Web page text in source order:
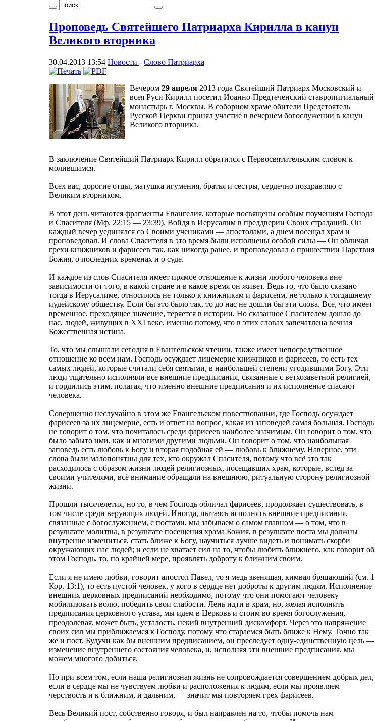
Проповедь Святейшего Патриарха Кирилла в канун
Великого вторника
30.04.2013 13:54 Новости - Слово Патриарха
Вечером 29 апреля 2013 года Святейший Патриарх Московский и
всея Руси Кирилл посетил Иоанно-Предтеченский ставропигиальный
монастырь г. Москвы. В соборном храме обители Предстоятель
Русской Церкви принял участие в вечернем богослужении в канун
Великого вторника.
В заключение Святейший Патриарх Кирилл обратился с Первосвятительским словом к
молившимся.
Всех вас, дорогие отцы, матушка игумения, братья и сестры, сердечно поздравляю с
Великим вторником.
В этот день читаются фрагменты Евангелия, которые посвящены особым поучениям Господа
и Спасителя (Мф. 22:15 — 23:39). Войдя в Иерусалим в преддверии Своих страданий, Он
каждый вечер уединялся со Своими учениками — апостолами, а днем посещал храм и
проповедовал. И слова Спасителя в это время были исполнены особой силы — Он обличал
грехи книжников и фарисеев так, как никогда ранее, и проповедовал о пришествии Царствия
Божия, о последних временах и о суде.
И каждое из слов Спасителя имеет прямое отношение к жизни любого человека вне
зависимости от того, в какой стране и в какое время он живет. Ведь то, что было сказано
тогда в Иерусалиме, относилось не только к книжникам и фарисеям, не только к тогдашнему
иудейскому обществу. Если бы это было так, то до нас не дошли бы эти слова. Все, что имеет
временное, преходящее значение, теряется в истории. Но сказанное Спасителем дошло до
нас, людей, живущих в XXI веке, именно потому, что в этих словах запечатлена вечная
Божественная истина.
То, что мы слышали сегодня в Евангельском чтении, также имеет непосредственное
отношение ко всем нам. Господь осуждает лицемерие книжников и фарисеев, то есть тех
самых людей, которые считали себя святыми, в наибольшей степени угодившими Богу. Эти
люди тщательно исполняли все внешние предписания, связанные с ветхозаветной религией,
и гордились этим, полагая, что именно внешние предписания и их исполнение спасают
человека.
Совершенно неслучайно в этом же Евангельском повествовании, где Господь осуждает
фарисеев за их лицемерие, есть и ответ на вопрос, какая из заповедей самая большая. Господь
не говорит о том, что почиталось среди фарисеев наиболее значимым. Он говорит о том, что
было забыто ими, как и многими другими людьми. Он говорит о том, что наибольшая
заповедь есть любовь к Богу и вторая подобная ей — любовь к ближнему. Наверное, эти
слова были малопонятны для тех, кто окружал Спасителя, потому что всё это так
расходилось с образом жизни людей религиозных, посещавших храм, которые, вслед за
своими учителями, всё внимание обращали на внешнюю, ритуальную сторону религиозной
жизни.
Прошли тысячелетия, но то, в чем Господь обличал фарисеев, продолжает существовать, в
том числе среди верующих людей. Иногда, пытаясь исполнять внешние предписания,
связанные с богослужением, с постами, мы забываем о самом главном — о том, что в
результате молитвы, в результате посещения храма Божия, в результате поста мы должны
внутренне измениться, стать ближе к Богу, научиться лучше видеть и понимать скорби
окружающих нас людей; и если не хватает сил на то, чтобы любить ближнего, как говорит об
этом Господь, то, по крайней мере, проявлять доброту к ближним своим.
Если я не имею любви, говорит апостол Павел, то я медь звенящая, кимвал бряцающий (см. 1
Кор. 13:1), то есть пустой человек, у кого в сердце нет доброты к другим людям. Исполнение
внешних церковных предписаний необходимо, потому что они помогают человеку
мобилизовать волю, победить свои слабости. Лень идти в храм, но, желая исполнить
предписания церковного устава, мы идем в Церковь и стоим во время богослужения,
преодолевая, может быть, усталость, некий внутренний дискомфорт. Через это напряжение
своих сил мы приближаемся к Господу, потому что стараемся быть ближе к Нему. Точно так
же и пост. Будучи как бы внешним предписанием, он преследует одну-единственную цель —
изменение внутреннего состояния человека, и, исполняя эти внешние предписания, мы
можем многого добиться.
Но при всем том, если наша религиозная жизнь не сопровождается совершением добрых дел,
если в сердце мы не чувствуем любви и расположения к людям, если мы проявляем
черствость и к ближним, и дальним, — значит мы повторяем грех фарисеев.
Весь Великий пост, собственно говоря, и был направлен на то, чтобы помочь нам